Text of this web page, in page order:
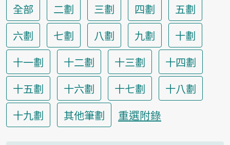
全部
二劃 三劃 四劃
五劃
六劃
七劃 八劃 九劃
十劃
十一劃
十二劃 十三劃
十四劃
十五劃
十六劃 十七劃
十八劃
十九劃
其他筆劃 重選附錄